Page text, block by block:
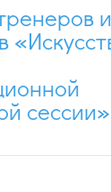
сессии»